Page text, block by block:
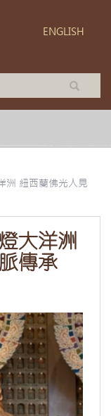
ENGLISH
洲 紐西蘭佛光人見
大洋洲
傳承